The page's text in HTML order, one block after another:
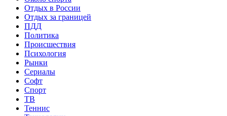
Отдых в России
Отдых за границей
ПДД
Политика
Происшествия
Психология
Рынки
Сериалы
Софт
Спорт
ТВ
Теннис